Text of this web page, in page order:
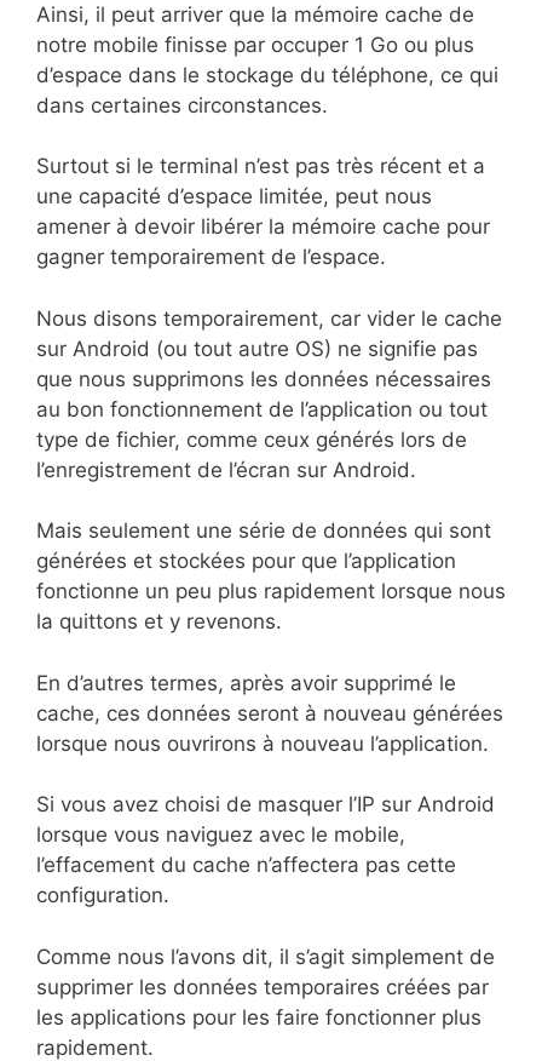
Ainsi, il peut arriver que la mémoire cache de
notre mobile finisse par occuper 1 Go ou plus
d’espace dans le stockage du téléphone, ce qui
dans certaines circonstances.
Surtout si le terminal n’est pas très récent et a
une capacité d’espace limitée, peut nous
amener à devoir libérer la mémoire cache pour
gagner temporairement de l’espace.
Nous disons temporairement, car vider le cache
sur Android (ou tout autre OS) ne signifie pas
que nous supprimons les données nécessaires
au bon fonctionnement de l’application ou tout
type de fichier, comme ceux générés lors de
l’enregistrement de l’écran sur Android.
Mais seulement une série de données qui sont
générées et stockées pour que l’application
fonctionne un peu plus rapidement lorsque nous
la quittons et y revenons.
En d’autres termes, après avoir supprimé le
cache, ces données seront à nouveau générées
lorsque nous ouvrirons à nouveau l’application.
Si vous avez choisi de masquer l’IP sur Android
lorsque vous naviguez avec le mobile,
l’effacement du cache n’affectera pas cette
configuration.
Comme nous l’avons dit, il s’agit simplement de
supprimer les données temporaires créées par
les applications pour les faire fonctionner plus
rapidement.